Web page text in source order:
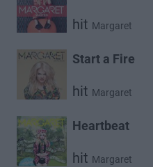
hit Margaret
Start a Fire
hit Margaret
Heartbeat
hit Margaret